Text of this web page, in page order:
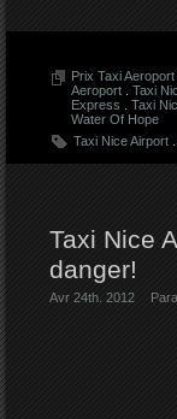
Prix Taxi
Aeroport
Taxi
Express
Taxi
Water Of Hope
Taxi Nice Airport
Taxi Nice
danger!
Avr 24th. 2012 Par